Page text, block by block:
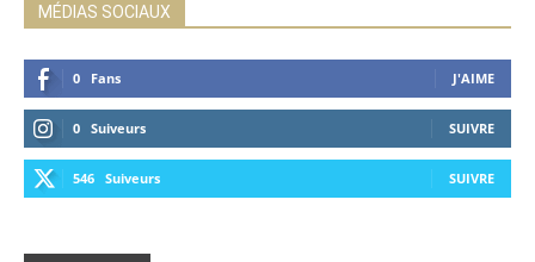
MÉDIAS SOCIAUX
0 Fans J'AIME
0 Suiveurs SUIVRE
546 Suiveurs SUIVRE